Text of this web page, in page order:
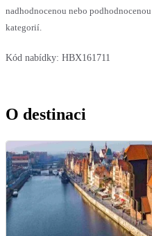
nadhodnocenou nebo
kategorií.
Kód nabídky: HBX161711
O destinaci